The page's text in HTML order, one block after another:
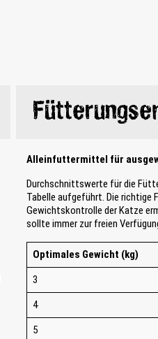
Alleinfuttermittel für
Durchschnittswerte für die
Tabelle aufgeführt. Die richtige
Gewichtskontrolle der Katze
sollte immer zur freien
Optimales Gewicht (kg)
3
4
5